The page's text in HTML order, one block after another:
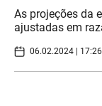
As projeções da
ajustadas em
06.02.2024 |